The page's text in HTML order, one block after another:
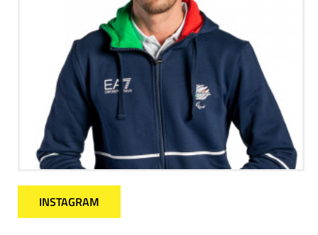
INSTAGRAM